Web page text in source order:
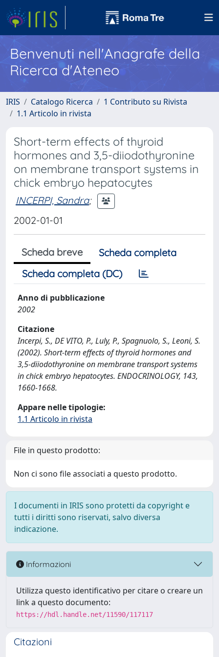
Benvenuti nell'Anagrafe della
Ricerca d'Ateneo
IRIS Catalogo Ricerca
1 Contributo su Rivista
1.1 Articolo in rivista
Short-term effects of thyroid
hormones and 3,5-diiodothyronine
on membrane transport systems in
chick embryo hepatocytes
INCERPI, Sandra;
2002-01-01
Scheda breve
Scheda completa
Scheda completa (DC)
Anno di pubblicazione
2002
Citazione
Incerpi, S., DE VITO, P., Luly, P., Spagnuolo, S., Leoni, S.
(2002). Short-term effects of thyroid hormones and
3,5-diiodothyronine on membrane transport systems
in chick embryo hepatocytes. ENDOCRINOLOGY, 143,
1660-1668.
Appare nelle tipologie:
1.1 Articolo in rivista
File in questo prodotto:
Non ci sono file associati a questo prodotto.
I documenti in IRIS sono protetti da copyright e
tutti i diritti sono riservati, salvo diversa
indicazione.
Informazioni
Utilizza questo identificativo per citare o creare un
link a questo documento:
https://hdl.handle.net/11590/117117
Citazioni